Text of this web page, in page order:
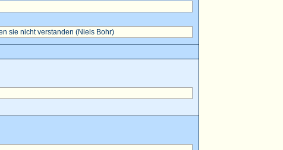
sie nicht verstanden (Niels Bohr)